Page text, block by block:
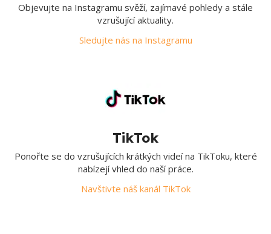
Objevujte na Instagramu svěží, zajímavé pohledy a stále
vzrušující aktuality.
Sledujte nás na Instagramu
TikTok
Ponořte se do vzrušujících krátkých videí na TikToku, které
nabízejí vhled do naší práce.
Navštivte náš kanál TikTok